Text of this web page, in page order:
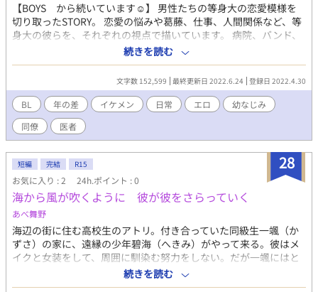
【BOYS から続いています☺︎】 男性たちの等身大の恋愛模様を
切り取ったSTORY。 恋愛の悩みや葛藤、仕事、人間関係など、等
身大の彼らを、それぞれの視点で描いています。 病院、バンド、
大学、空港、アパレル、職業も人生も様々な彼らが、出会いや別
れを繰り返しながら、自分なりの愛を見つけていく物語。
〜〜〜〜 ♡→渡里優羽 ♤→沢渡仁 ♢→南川梓 ♧→宗馬遥 幼なじ
み４人を中心としたそれぞれの人間関係、恋模様を描いていま
す。 長くなったので、続きを２にしました。 短編のように気にな
った話だけ読んでいただけるように、登場人物紹介を入れてもう
少し工夫して書きたいなと思っています。 ドロドロな恋愛模様、
鬼畜、激しいシーンを書くのが好きなので、多くなりがちです 恋
愛を通して各キャラの個性や考え、成長、などを描きつつ、R18
要素にも力を入れていきたいです♡ 登場人物多数！色々な男の子
がいるので、好みの子を応援してくださると嬉しいです♡ 色々な
シチュエーションでのエッチ、個性豊かな男の子たちの愛と快楽
を追求していく予定です。 R-18/R18/性描写あり/エロ/エッチ/BL/
幼なじみ/恋愛/純愛/NTR/浮気/複数/イケメン/美少年/複数プレイ/
変態/上司/部下/先輩/後輩/羞恥プレイ/調教/乱交/同僚/童顔/同棲/
バンド/制服/元彼/元カレ/未練/新彼/彼氏/ 執着/年下/年上/同級生/
略奪/タレ目/片思い/禁断/肉体関係/コスプレ/
続きを読む
文字数 152,599 最終更新日 2022.6.24 登録日 2022.4.30
BL 年の差 イケメン 日常 エロ
幼なじみ
同僚
医者
28
短編 完結 R15
お気に入り : 2 24h.ポイント : 0
海から風が吹くように 彼が彼をさらっていく
あべ舞野
海辺の街に住む高校生のアトリ。付き合っていた同級生一颯（か
ずさ）の家に、遠縁の少年碧海（へきみ）がやって来る。彼はメ
イクと女装をして、周囲に馴染む努力をしない。だが一颯にはと
ても素直に振舞っているようだ。そして学校で奇妙な事件が頻発
する。碧海の過去が広まった時、さらに事件が起きる。
続きを読む